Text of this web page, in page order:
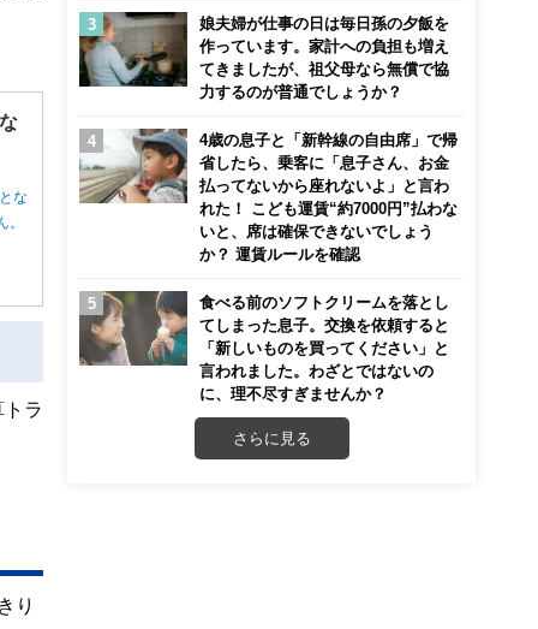
な
。
ラ
り
娘夫婦が仕事の日は毎日孫の夕飯を
作っています。家計への負担も増え
てきましたが、祖父母なら無償で協
力するのが普通でしょうか？
4歳の息子と「新幹線の自由席」で帰
省したら、乗客に「息子さん、お金
払ってないから座れないよ」と言わ
れた！ こども運賃“約7000円”払わな
いと、席は確保できないでしょう
か？ 運賃ルールを確認
食べる前のソフトクリームを落とし
てしまった息子。交換を依頼すると
「新しいものを買ってください」と
言われました。わざとではないの
に、理不尽すぎませんか？
さらに見る